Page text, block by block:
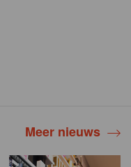
Meer nieuws